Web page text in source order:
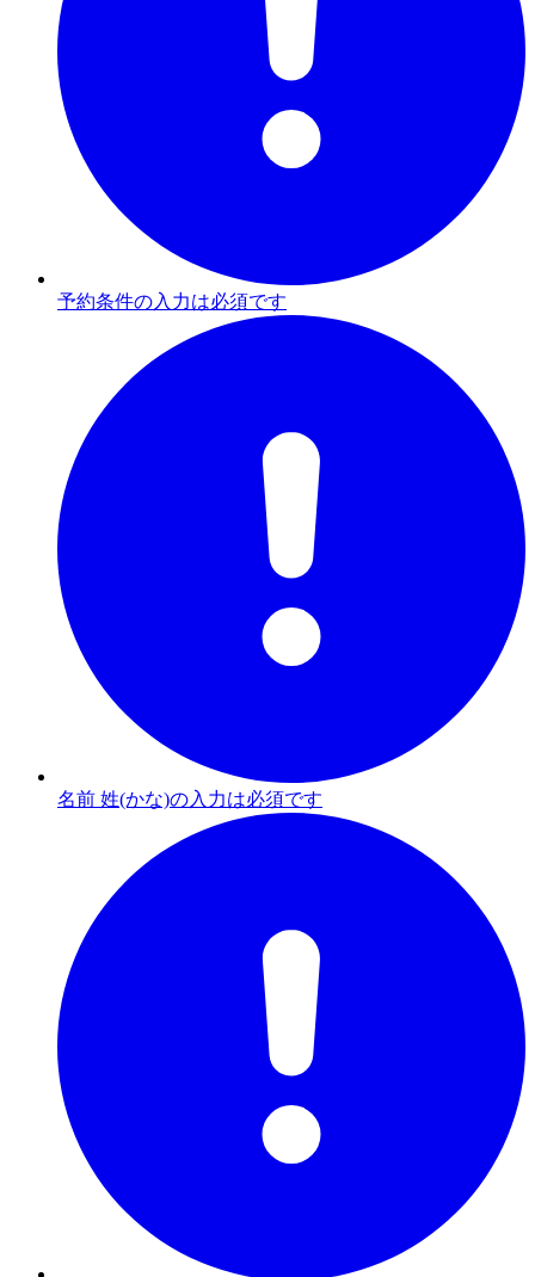
予約条件の入力は必須です
名前 姓(かな)の入力は必須です